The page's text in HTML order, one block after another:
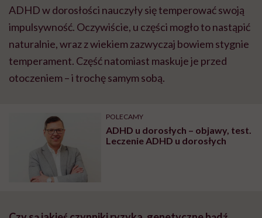
ADHD w dorosłości nauczyły się temperować swoją
impulsywność. Oczywiście, u części mogło to nastąpić
naturalnie, wraz z wiekiem zazwyczaj bowiem stygnie
temperament. Część natomiast maskuje je przed
otoczeniem – i trochę samym sobą.
POLECAMY
ADHD u dorosłych – objawy, test.
Leczenie ADHD u dorosłych